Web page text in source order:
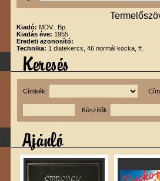
Kiadó: MDV., Bp.
Kiadás éve: 1955
Eredeti azonosító:
Technika: 1 diatekercs, 46 normál kocka, ff.
Címkék:
Készítők: